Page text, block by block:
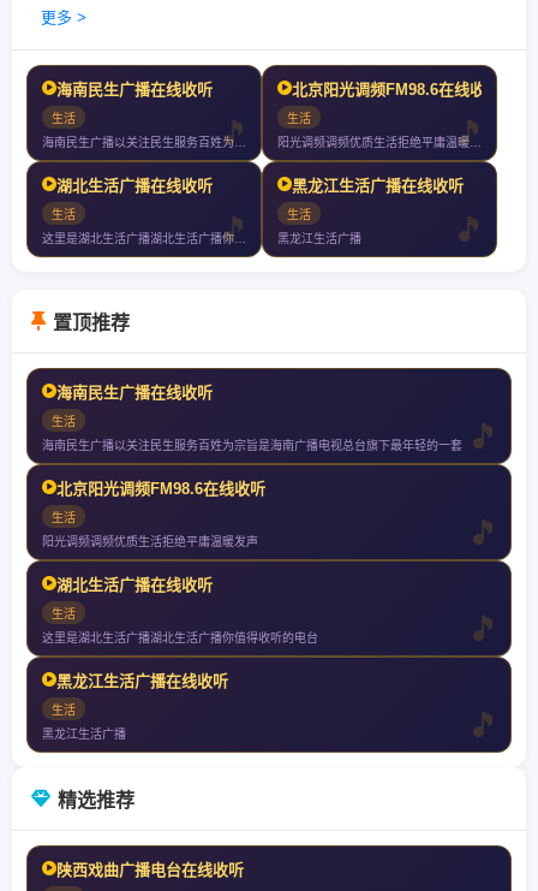
更多 >
海南民生广播在线收听
生活
北京阳光调频FM98.6在线收听
生活
湖北生活广播在线收听
生活
黑龙江生活广播在线收听
生活
黑龙江生活广播
置顶推荐
海南民生广播在线收听
生活
海南民生广播以关注民生服务百姓为宗旨是海南广播电视总台旗下最年轻的一套
北京阳光调频FM98.6在线收听
生活
阳光调频调频优质生活拒绝平庸温暖发声
湖北生活广播在线收听
生活
这里是湖北生活广播湖北生活广播你值得收听的电台
黑龙江生活广播在线收听
生活
黑龙江生活广播
精选推荐
陕西戏曲广播电台在线收听